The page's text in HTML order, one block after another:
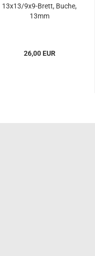
13x13/9x9-Brett, Buche,
13mm
26,00 EUR